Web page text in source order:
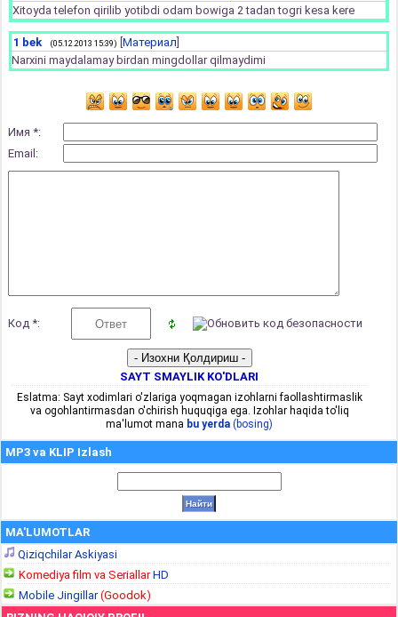
Xitoyda telefon qirilib yotibdi odam bowiga 2 tadan togri kesa kere
1 bek (05.12.2013 15:39) Материал
Narxini maydalamay birdan mingdollar qilmaydimi
Имя *:
Email:
Код *:
SAYT SMAYLIK KO'DLARI
Eslatma: Sayt xodimlari o'zlariga yoqmagan izohlarni faollashtirmaslik
va ogohlantirmasdan o'chirish huquqiga ega. Izohlar haqida to'liq
ma'lumot mana bu yerda (bosing)
MP3 va KLIP Izlash
MA'LUMOTLAR
Qiziqchilar Askiyasi
Komediya film va SeriallarHD
Mobile Jingillar(Goodok)